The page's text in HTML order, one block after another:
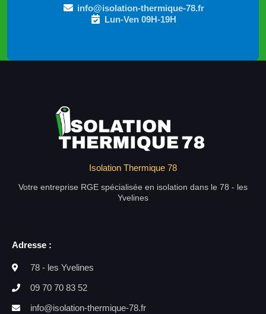
info@isolation-thermique-78.fr
Lun-Ven 09H-19H
Isolation Thermique 78
Votre entreprise RGE spécialisée en isolation dans le 78 - les
Yvelines
Adresse :
78 - les Yvelines
09 70 70 83 52
info@isolation-thermique-78.fr